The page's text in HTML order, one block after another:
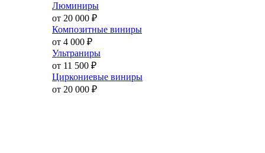
Люминиры
от 20 000 ₽
Композитные виниры
от 4 000 ₽
Ультраниры
от 11 500 ₽
Циркониевые виниры
от 20 000 ₽